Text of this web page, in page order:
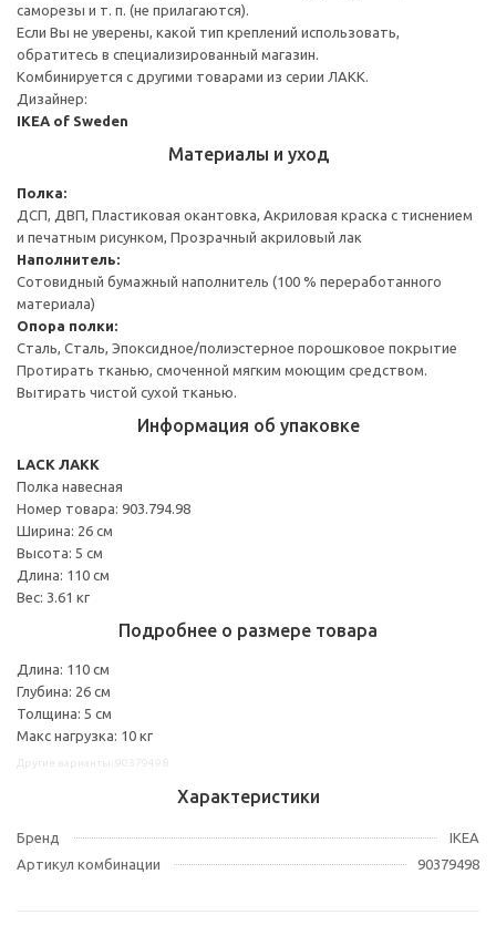
саморезы и т. п. (не прилагаются).
Если Вы не уверены, какой тип креплений использовать,
обратитесь в специализированный магазин.
Комбинируется с другими товарами из серии ЛАКК.
Дизайнер:
IKEA of Sweden
Материалы и уход
Полка:
ДСП, ДВП, Пластиковая окантовка, Акриловая краска с тиснением
и печатным рисунком, Прозрачный акриловый лак
Наполнитель:
Сотовидный бумажный наполнитель (100 % переработанного
материала)
Опора полки:
Сталь, Сталь, Эпоксидное/полиэстерное порошковое покрытие
Протирать тканью, смоченной мягким моющим средством.
Вытирать чистой сухой тканью.
Информация об упаковке
LACK ЛАКК
Полка навесная
Номер товара: 903.794.98
Ширина: 26 см
Высота: 5 см
Длина: 110 см
Вес: 3.61 кг
Подробнее о размере товара
Длина: 110 см
Глубина: 26 см
Толщина: 5 см
Макс нагрузка: 10 кг
Характеристики
Бренд
IKEA
Артикул комбинации
90379498